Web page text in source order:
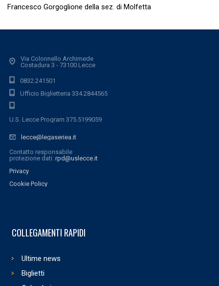
Francesco Gorgoglione della sez. di Molfetta
Via Colonnello Archimede
Costadura 3 - 73100 Lecce
0832.241501
Ufficio Biglietteria 334.2844565
U.S. Lecce Program 375.5199059
lecce@legaseriea.it
Contatto responsabile
protezione dati: rpd@uslecce.it
Privacy
Cookie Policy
COLLEGAMENTI RAPIDI
Ultime news
Biglietti